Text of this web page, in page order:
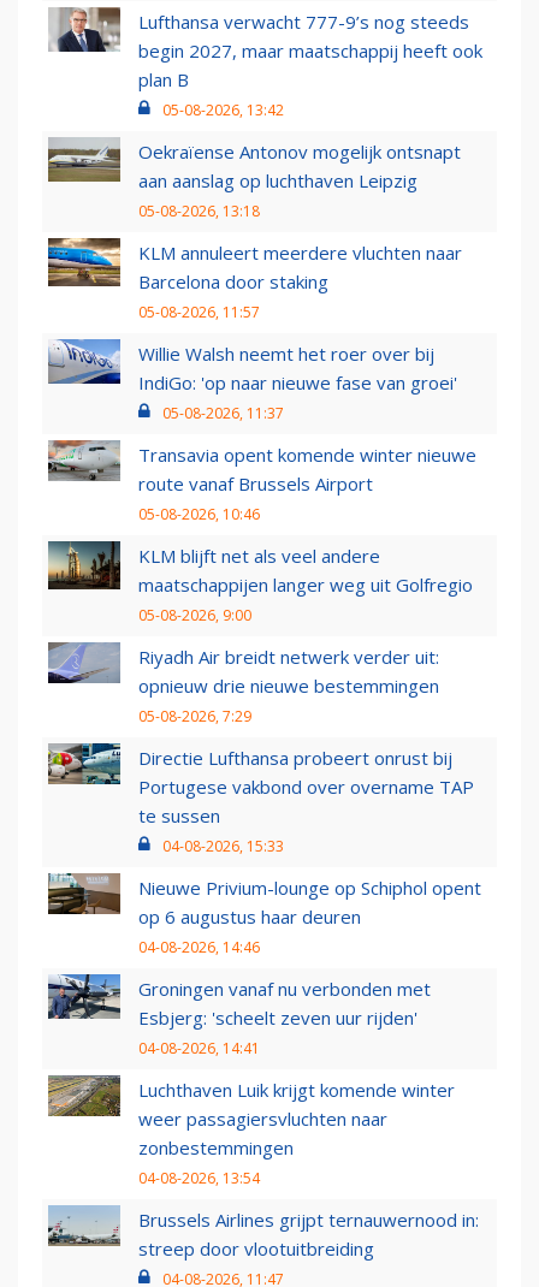
Lufthansa verwacht 777-9’s nog steeds
begin 2027, maar maatschappij heeft ook
plan B
05-08-2026, 13:42
Oekraïense Antonov mogelijk ontsnapt
aan aanslag op luchthaven Leipzig
05-08-2026, 13:18
KLM annuleert meerdere vluchten naar
Barcelona door staking
05-08-2026, 11:57
Willie Walsh neemt het roer over bij
IndiGo: 'op naar nieuwe fase van groei'
05-08-2026, 11:37
Transavia opent komende winter nieuwe
route vanaf Brussels Airport
05-08-2026, 10:46
KLM blijft net als veel andere
maatschappijen langer weg uit Golfregio
05-08-2026, 9:00
Riyadh Air breidt netwerk verder uit:
opnieuw drie nieuwe bestemmingen
05-08-2026, 7:29
Directie Lufthansa probeert onrust bij
Portugese vakbond over overname TAP
te sussen
04-08-2026, 15:33
Nieuwe Privium-lounge op Schiphol opent
op 6 augustus haar deuren
04-08-2026, 14:46
Groningen vanaf nu verbonden met
Esbjerg: 'scheelt zeven uur rijden'
04-08-2026, 14:41
Luchthaven Luik krijgt komende winter
weer passagiersvluchten naar
zonbestemmingen
04-08-2026, 13:54
Brussels Airlines grijpt ternauwernood in:
streep door vlootuitbreiding
04-08-2026, 11:47